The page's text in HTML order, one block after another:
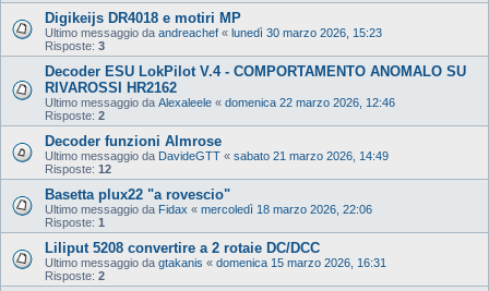
Digikeijs DR4018 e motiri MP
Ultimo messaggio da andreachef « lunedì 30 marzo 2026, 15:23
Risposte: 3
Decoder ESU LokPilot V.4 - COMPORTAMENTO ANOMALO SU
RIVAROSSI HR2162
Ultimo messaggio da Alexaleele « domenica 22 marzo 2026, 12:46
Risposte: 2
Decoder funzioni Almrose
Ultimo messaggio da DavideGTT « sabato 21 marzo 2026, 14:49
Risposte: 12
Basetta plux22 "a rovescio"
Ultimo messaggio da Fidax « mercoledì 18 marzo 2026, 22:06
Risposte: 1
Liliput 5208 convertire a 2 rotaie DC/DCC
Ultimo messaggio da gtakanis « domenica 15 marzo 2026, 16:31
Risposte: 2